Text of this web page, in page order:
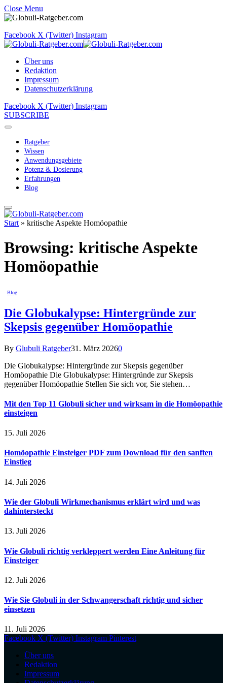
Close Menu
Facebook X (Twitter) Instagram
Über uns
Redaktion
Impressum
Datenschutzerklärung
Facebook X (Twitter) Instagram
SUBSCRIBE
Ratgeber
Wissen
Anwendungsgebiete
Potenz & Dosierung
Erfahrungen
Blog
Start » kritische Aspekte Homöopathie
Browsing: kritische Aspekte
Homöopathie
Blog
Die Globukalypse: Hintergründe zur
Skepsis gegenüber Homöopathie
By Glubuli Ratgeber31. März 20260
Die Globukalypse: Hintergründe zur Skepsis gegenüber
Homöopathie Die Globukalypse: Hintergründe zur Skepsis
gegenüber Homöopathie Stellen Sie sich vor, Sie stehen…
Mit den Top 11 Globuli sicher und wirksam in die Homöopathie
einsteigen
15. Juli 2026
Homöopathie Einsteiger PDF zum Download für den sanften
Einstieg
14. Juli 2026
Wie der Globuli Wirkmechanismus erklärt wird und was
dahintersteckt
13. Juli 2026
Wie Globuli richtig verkleppert werden Eine Anleitung für
Einsteiger
12. Juli 2026
Wie Sie Globuli in der Schwangerschaft richtig und sicher
einsetzen
11. Juli 2026
Facebook X (Twitter) Instagram Pinterest
Über uns
Redaktion
Impressum